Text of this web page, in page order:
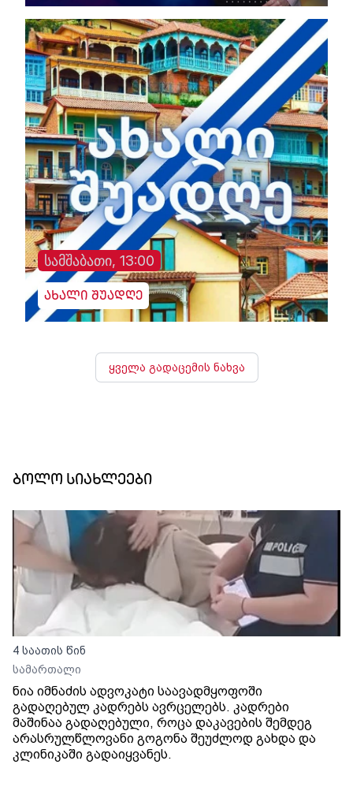
სამშაბათი, 13:00
ახალი შუადღე
ყველა გადაცემის ნახვა
ბოლო სიახლეები
4 საათის წინ
სამართალი
ნია იმნაძის ადვოკატი საავადმყოფოში
გადაღებულ კადრებს ავრცელებს. კადრები
მაშინაა გადაღებული, როცა დაკავების შემდეგ
არასრულწლოვანი გოგონა შეუძლოდ გახდა და
კლინიკაში გადაიყვანეს.